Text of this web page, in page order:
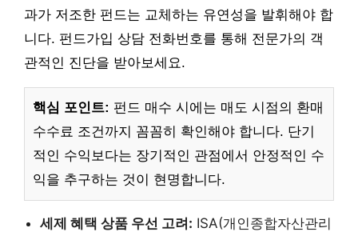
과가 저조한 펀드는 교체하는 유연성을 발휘해야 합
니다. 펀드가입 상담 전화번호를 통해 전문가의 객
관적인 진단을 받아보세요.
핵심 포인트: 펀드 매수 시에는 매도 시점의 환매
수수료 조건까지 꼼꼼히 확인해야 합니다. 단기
적인 수익보다는 장기적인 관점에서 안정적인 수
익을 추구하는 것이 현명합니다.
세제 혜택 상품 우선 고려: ISA(개인종합자산관리